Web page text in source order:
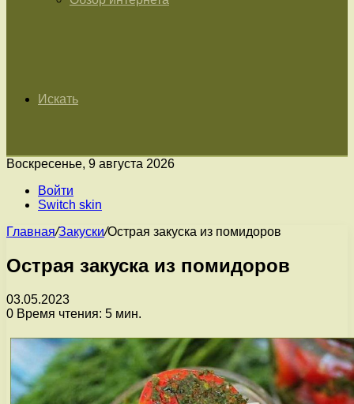
Искать
Воскресенье, 9 августа 2026
Войти
Switch skin
Главная/Закуски/Острая закуска из помидоров
Острая закуска из помидоров
03.05.2023
0 Время чтения: 5 мин.